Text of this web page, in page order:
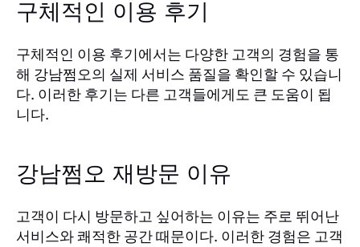
구체적인 이용 후기
구체적인 이용 후기에서는 다양한 고객의 경험을 통
해 강남쩜오의 실제 서비스 품질을 확인할 수 있습니
다. 이러한 후기는 다른 고객들에게도 큰 도움이 됩
니다.
강남쩜오 재방문 이유
고객이 다시 방문하고 싶어하는 이유는 주로 뛰어난
서비스와 쾌적한 공간 때문이다. 이러한 경험은 고객